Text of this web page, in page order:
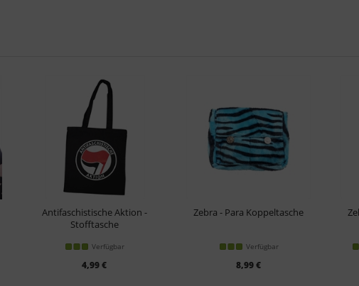
Antifaschistische Aktion -
Stofftasche
Verfügbar
4,99 €
Zebra - Para Koppeltasche
Verfügbar
8,99 €